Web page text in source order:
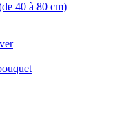
40 à 80 cm)